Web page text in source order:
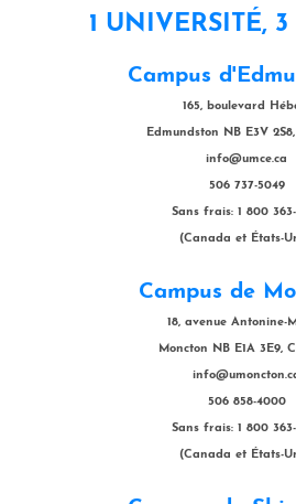
1 UNIVERSITÉ,
Campus
165, boulevard
Edmundston NB E3V
info@umce.ca
506 737-5049
Sans frais: 1 800
(Canada et États-
Campus de
18, avenue Antonine-
Moncton NB E1A 3E9,
506 858-4000
Sans frais: 1 800
(Canada et États-